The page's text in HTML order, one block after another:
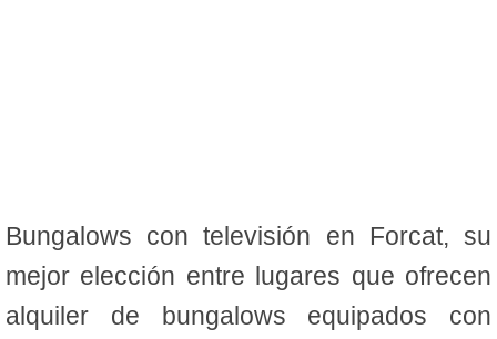
Bungalows con televisión en Forcat, su
mejor elección entre lugares que ofrecen
alquiler de bungalows equipados con